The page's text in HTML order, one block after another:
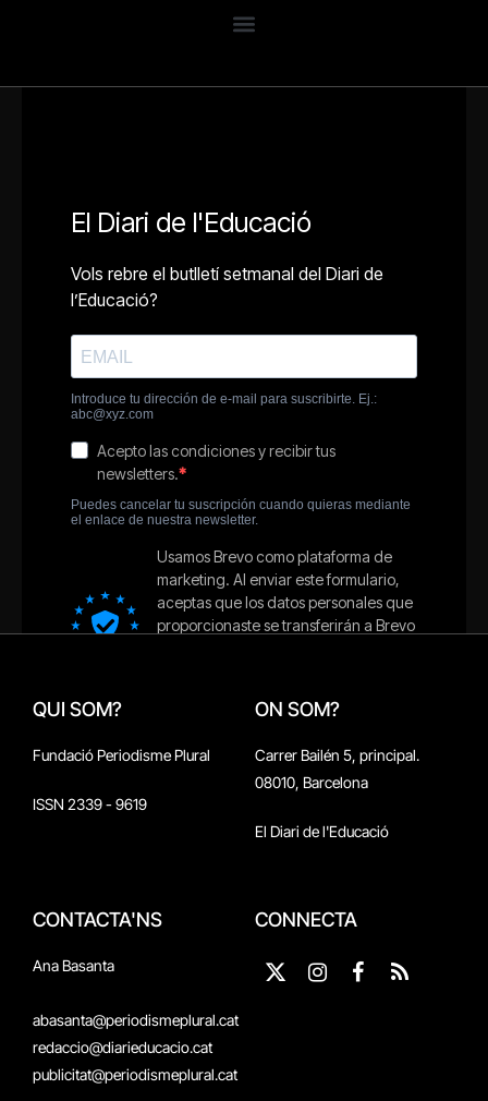
QUI SOM?
Fundació Periodisme Plural
ISSN 2339 - 9619
ON SOM?
Carrer Bailén 5, principal.
08010, Barcelona
El Diari de l'Educació
CONTACTA'NS
Ana Basanta
abasanta@periodismeplural.cat
redaccio@diarieducacio.cat
publicitat@periodismeplural.cat
CONNECTA
X
Instagram
Facebook
RSS